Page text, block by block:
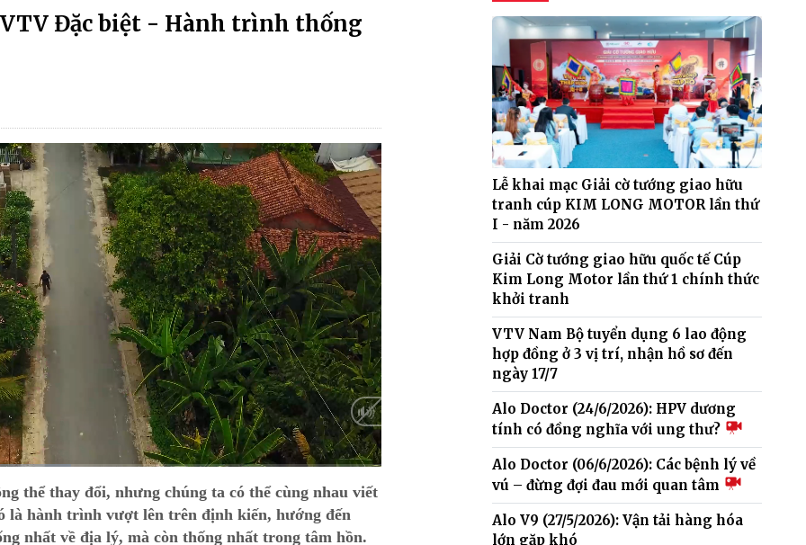
Đặc biệt - Hành trình thống
thể thay đổi, nhưng chúng ta có thể cùng nhau viết
là hành trình vượt lên trên định kiến, hướng đến
nhất về địa lý, mà còn thống nhất trong tâm hồn.
Lễ khai mạc Giải cờ tướng giao hữu
tranh cúp KIM LONG MOTOR lần thứ
I - năm 2026
Giải Cờ tướng giao hữu quốc tế Cúp
Kim Long Motor lần thứ 1 chính thức
khởi tranh
VTV Nam Bộ tuyển dụng 6 lao động
hợp đồng ở 3 vị trí, nhận hồ sơ đến
ngày 17/7
Alo Doctor (24/6/2026): HPV dương
tính có đồng nghĩa với ung thư?
Alo Doctor (06/6/2026): Các bệnh lý về
vú – đừng đợi đau mới quan tâm
Alo V9 (27/5/2026): Vận tải hàng hóa
lớn gặp khó